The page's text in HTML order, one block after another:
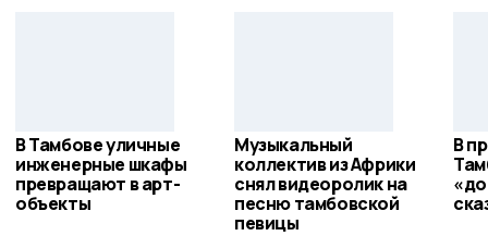
В Тамбове уличные
инженерные шкафы
превращают в арт-
объекты
Музыкальный
коллектив из Африки
снял видеоролик на
песню тамбовской
певицы
В